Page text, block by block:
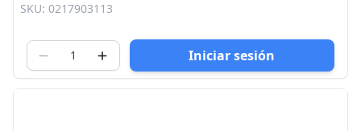
SKU: 0217903113
Iniciar sesión